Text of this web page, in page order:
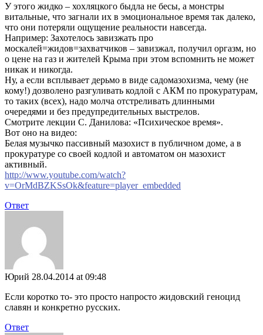
У этого жидко – хохляцкого быдла не бесы, а монстры
витальные, что загнали их в эмоциональное время так далеко,
что они потеряли ощущение реальности навсегда.
Например: Захотелось завизжать про
москалей=жидов=захватчиков – завизжал, получил оргазм, но
о цене на газ и жителей Крыма при этом вспомнить не может
никак и никогда.
Ну, а если всплывает дерьмо в виде садомазохизма, чему (не
кому!) дозволено разгуливать кодлой с АКМ по прокуратурам,
то таких (всех), надо молча отстреливать длинными
очередями и без предупредительных выстрелов.
Смотрите лекции С. Данилова: «Психическое время».
Вот оно на видео:
Белая музычко пассивный мазохист в публичном доме, а в
прокуратуре со своей кодлой и автоматом он мазохист
активный.
http://www.youtube.com/watch?
v=OrMdBZKSsOk&feature=player_embedded
Ответ
Юрий 28.04.2014 at 09:48
Если коротко то- это просто напросто жидовский геноцид
славян и конкретно русских.
Ответ